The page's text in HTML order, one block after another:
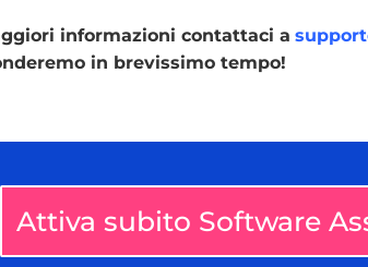
informazioni contattaci a
in brevissimo tempo!
Attiva subito Software